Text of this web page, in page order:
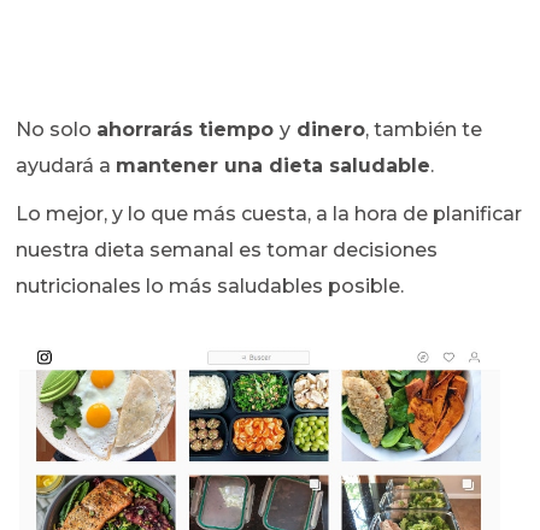
No solo ahorrarás tiempoy dinero, también te
ayudará a mantener una dieta saludable.
Lo mejor, y lo que más cuesta, a la hora de planificar
nuestra dieta semanal es tomar decisiones
nutricionales lo más saludables posible.